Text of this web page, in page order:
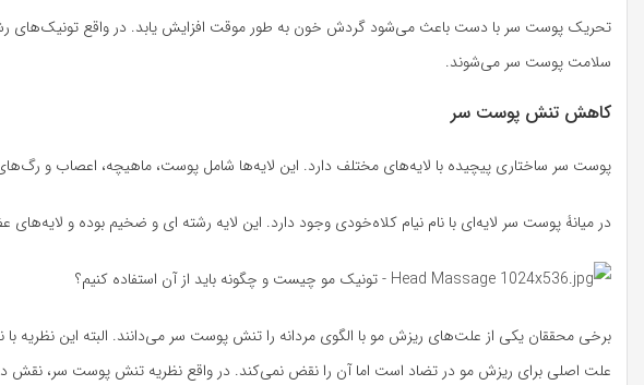
تحریک پوست سر با دست باعث می‌شود گردش خون به طور موقت افزایش یابد. در واقع تونیک‌های
سلامت پوست سر می‌شوند.
کاهش تنش پوست سر
پوست سر ساختاری پیچیده با لایه‌های مختلف دارد. این لایه‌ها شامل پوست، ماهیچه، اعصاب و
در میانۀ پوست سر لایه‌ای با نام نیام کلاه‌خودی وجود دارد. این لایه رشته ای و ضخیم بوده و لایه‌های
علت اصلی برای ریزش مو در تضاد است اما آن را نقض نمی‌کند. در واقع نظریه تنش پوست سر، نقش